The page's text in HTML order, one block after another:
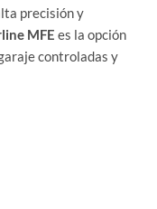
precisión y
MFE es la opción
controladas y